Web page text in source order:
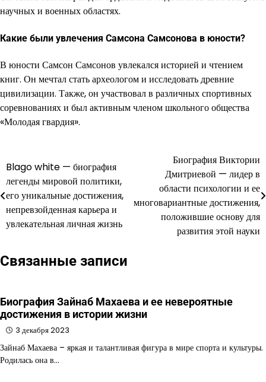
научных и военных областях.
Какие были увлечения Самсона Самсонова в юности?
В юности Самсон Самсонов увлекался историей и чтением
книг. Он мечтал стать археологом и исследовать древние
цивилизации. Также, он участвовал в различных спортивных
соревнованиях и был активным членом школьного общества
«Молодая гвардия».
Навигация
по
записям
Blago white — биография
легенды мировой политики,
его уникальные достижения,
непревзойденная карьера и
увлекательная личная жизнь
Биография Виктории
Дмитриевой — лидер в
области психологии и ее
многовариантные достижения,
положившие основу для
развития этой науки
Связанные записи
Биография Зайнаб Махаева и ее невероятные
достижения в истории жизни
3 декабря 2023
Зайнаб Махаева – яркая и талантливая фигура в мире спорта и культуры.
Родилась она в…